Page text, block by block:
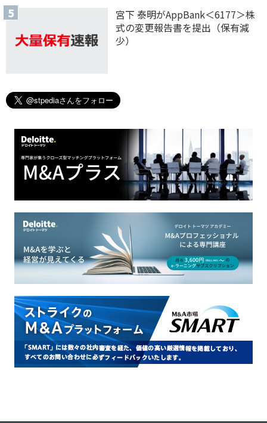
宮下 泰明がAppBank＜6177＞株
式の変更報告書を提出（保有減
少）